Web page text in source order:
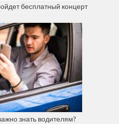
бесплатный концерт
знать водителям?